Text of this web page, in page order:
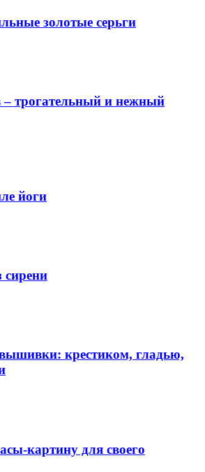
золотые серьги
– трогательный и нежный
йоги
сирени
крестиком, гладью,
картину для своего